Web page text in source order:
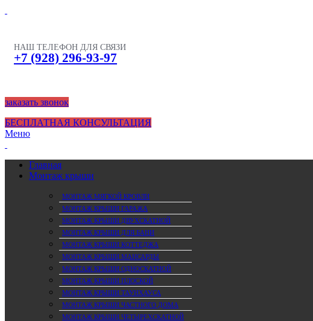
НАШ ТЕЛЕФОН ДЛЯ СВЯЗИ
+7 (928) 296-93-97
заказать звонок
БЕСПЛАТНАЯ КОНСУЛЬТАЦИЯ
Меню
Главная
Монтаж крыши
МОНТАЖ МЯГКОЙ КРОВЛИ
МОНТАЖ КРЫШИ ГАРАЖА
МОНТАЖ КРЫШИ ДВУХСКАТНОЙ
МОНТАЖ КРЫШИ ДЛЯ БАНИ
МОНТАЖ КРЫШИ КОТТЕДЖА
МОНТАЖ КРЫШИ МАНСАРДЫ
МОНТАЖ КРЫШИ ОДНОСКАТНОЙ
МОНТАЖ КРЫШИ ПЛОСКОЙ
МОНТАЖ КРЫШИ ТАУНХАУСА
МОНТАЖ КРЫШИ ЧАСТНОГО ДОМА
МОНТАЖ КРЫШИ ЧЕТЫРЕХСКАТНОЙ